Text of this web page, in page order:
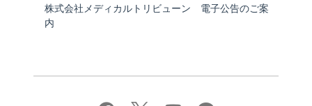
株式会社メディカルトリビューン 電子公告のご案
内